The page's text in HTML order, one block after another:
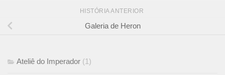
HISTÓRIA ANTERIOR
Galeria de Heron
Ateliê do Imperador (1)